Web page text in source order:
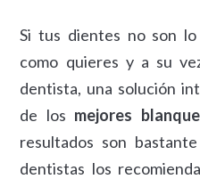
Si tus dientes no son
como quieres y a su
dentista, una solución
de los mejores
resultados son
dentistas los